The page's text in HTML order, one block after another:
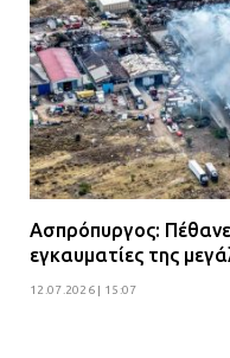
Ασπρόπυργος:
εγκαυματίες της
12.07.2026 | 15:07